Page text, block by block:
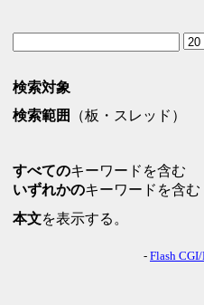
検索対象
検索範囲 （板・スレッド）
すべてのキーワードを含む
いずれかのキーワードを含む
本文を表示する。
- Flash